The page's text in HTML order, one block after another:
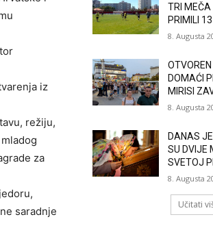
iz
režiju,
za
saradnje
TRI MEČA
PRIMILI 13
8. Augusta
DOMAĆI
MIRISI
8. Augusta
DANAS
SU DVIJE
SVETOJ
8. Augusta
Učitati